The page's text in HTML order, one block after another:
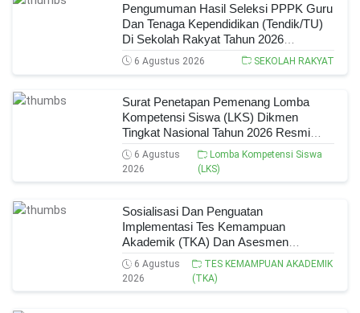
Pengumuman Hasil Seleksi PPPK Guru
Dan Tenaga Kependidikan (Tendik/TU)
Di Sekolah Rakyat Tahun 2026
Lingkungan Kementerian Sosial RI, Ini
Daftar Nama Peserta Yang Lolos!
6 Agustus 2026 SEKOLAH RAKYAT
Surat Penetapan Pemenang Lomba
Kompetensi Siswa (LKS) Dikmen
Tingkat Nasional Tahun 2026 Resmi
Terbit, Ini Daftar Lengkap Nama Juara
Dan Peraih Medali!
6 Agustus
2026
Lomba Kompetensi Siswa
(LKS)
Sosialisasi Dan Penguatan
Implementasi Tes Kemampuan
Akademik (TKA) Dan Asesmen
Nasional (AN) Jenjang SMK Tahun
2026, Ini Jadwal, Materi, Dan Link
Mengikutinya!
6 Agustus
2026
TES KEMAMPUAN AKADEMIK
(TKA)